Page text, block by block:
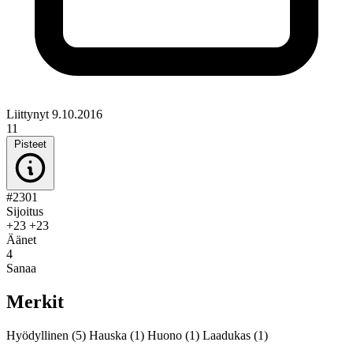
Liittynyt 9.10.2016
11
Pisteet
#2301
Sijoitus
+23 +23
Äänet
4
Sanaa
Merkit
Hyödyllinen (5) Hauska (1) Huono (1) Laadukas (1)